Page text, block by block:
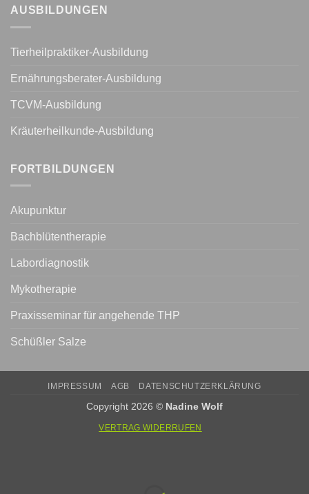
AUSBILDUNGEN
Tierheilpraktiker-Ausbildung
Ernährungsberater-Ausbildung
TCVM-Ausbildung
Kräuterheilkunde-Ausbildung
FORTBILDUNGEN
Akupunktur
Bachblütentherapie
Labordiagnostik
Mykotherapie
Praxisseminar für angehende THP
Schüßler Salze
IMPRESSUM AGB DATENSCHUTZERKLÄRUNG
Copyright 2026 © Nadine Wolf
VERTRAG WIDERRUFEN